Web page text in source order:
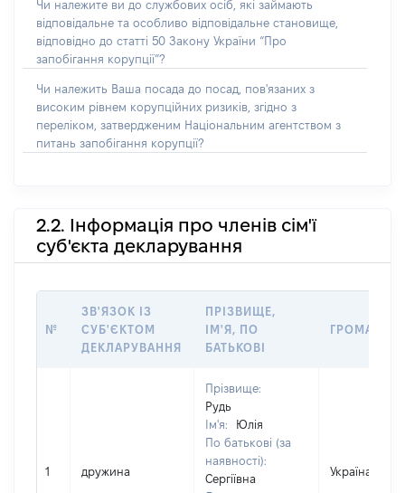
Чи належите ви до службових осіб, які займають
відповідальне та особливо відповідальне становище,
відповідно до статті 50 Закону України “Про
запобігання корупції”?
Чи належить Ваша посада до посад, пов'язаних з
високим рівнем корупційних ризиків, згідно з
переліком, затвердженим Національним агентством з
питань запобігання корупції?
2.2. Інформація про членів сім'ї
суб'єкта декларування
№
ЗВ'ЯЗОК ІЗ
СУБ'ЄКТОМ
ДЕКЛАРУВАННЯ
ПРІЗВИЩЕ,
ІМ'Я, ПО
БАТЬКОВІ
1 дружина
Прізвище:
Рудь
Ім'я:
Юлія
По батькові (за
наявності):
Сергіївна
Україна